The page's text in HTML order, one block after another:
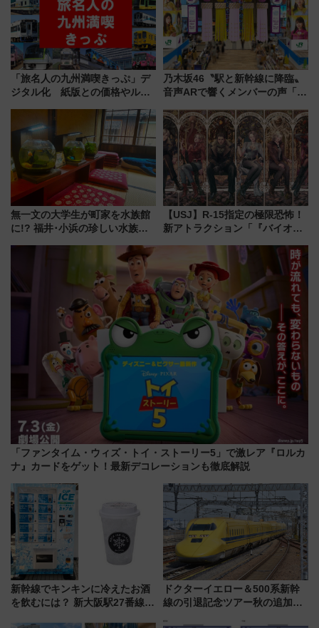
「旅名人の九州満喫きっぷ」デ
ジタル化 紙版との価格やルー
乃木坂46〝駅と新幹線に降臨〟
音声ARで響くメンバーの声「真
無一文の大学生が町家を水族館
に!? 福井･小浜の珍しい水族
作体験、鯖街道の御食国など 小
【USJ】R-15指定の極限恐怖！
新アトラクション「『バイオハ
ブ」今秋登場 ―予測不能の恐
怖に泣き叫べ―
「ファンタイム・ウィズ・トイ・ストーリー5」で激レア『ロルカ
ナ』カードをゲット！最新デコレーションも徹底解説
新幹線でキンキンに冷えたお酒
を飲むには？ 新大阪駅27番線ホ
ドクターイエロー＆500系新幹
線の引退記念ツアー秋の追加企